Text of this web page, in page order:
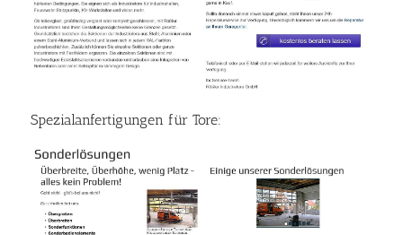
Spezialanfertigungen für Tore: